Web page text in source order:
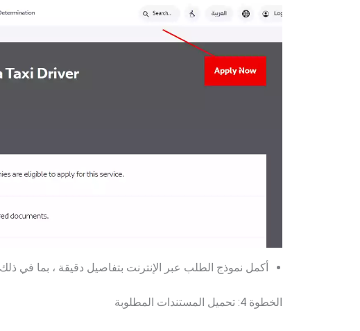
أكمل نموذج الطلب عبر الإنترنت بتفاصيل دقيقة ، بما في
الخطوة 4: تحميل المستندات المطلوبة